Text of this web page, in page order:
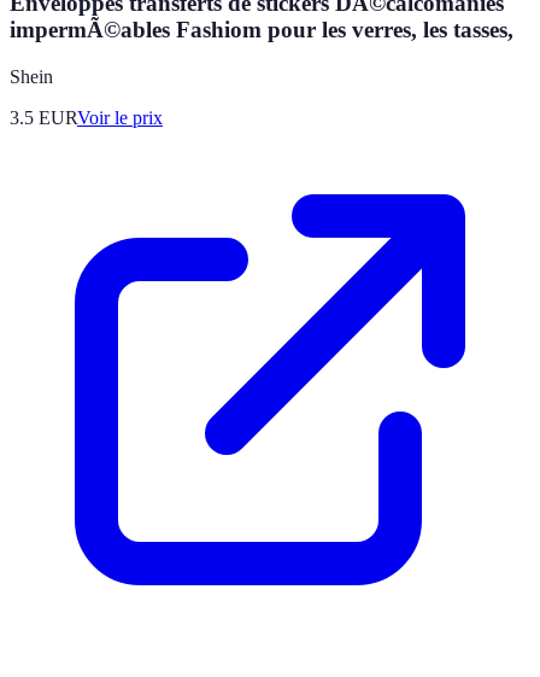
impermÃ©ables Fashiom pour les verres, les tasses,
Shein
3.5 EURVoir le prix